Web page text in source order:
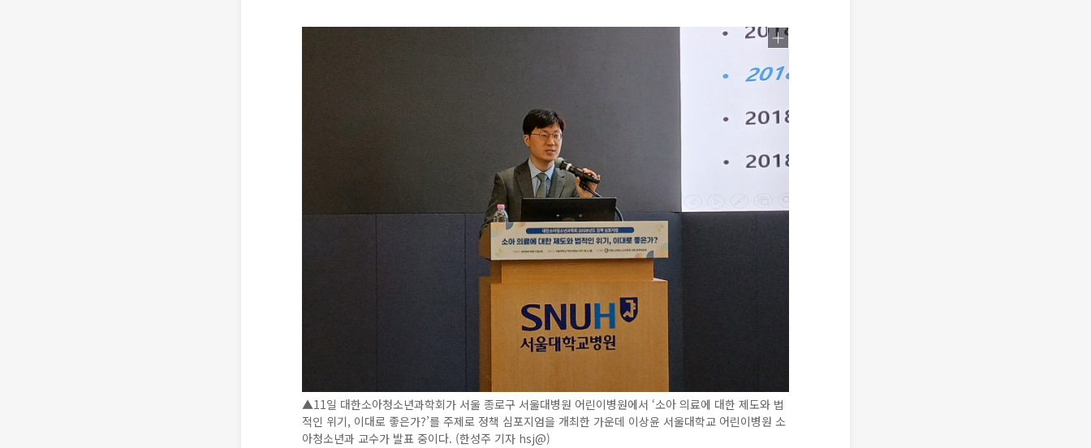
▲11일 대한소아청소년과학회가 서울 종로구 서울대병원 어린이병원에서 ‘소아 의료에 대한 제도와 법
적인 위기, 이대로 좋은가?’를 주제로 정책 심포지엄을 개최한 가운데 이상윤 서울대학교 어린이병원 소
아청소년과 교수가 발표 중이다. (한성주 기자 hsj@)